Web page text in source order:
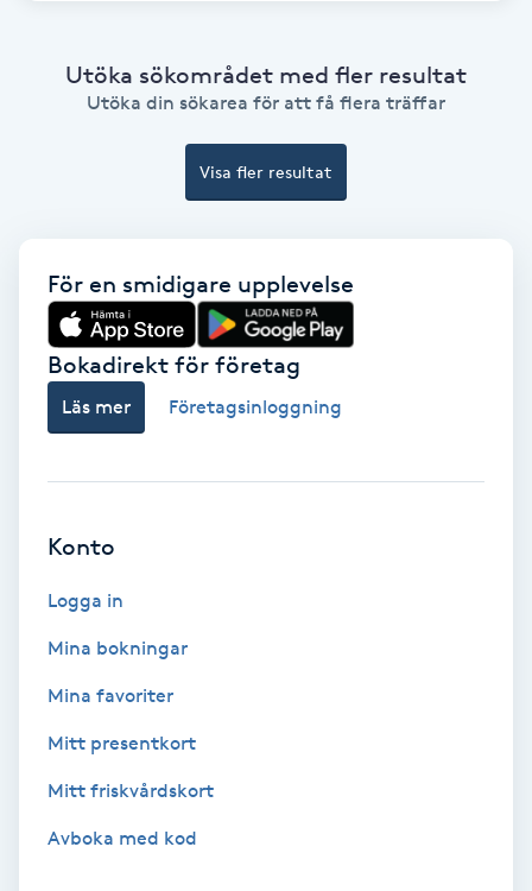
Damklippning
Dermapen
Diamantslipning
Extensions
Eyeliner-tatuering
Utöka sökområdet med fler resultat
Utöka din sökarea för att få flera träffar
Visa fler resultat
För en smidigare upplevelse
Bokadirekt för företag
Läs mer Företagsinloggning
Konto
Logga in
Mina bokningar
Mina favoriter
Mitt presentkort
Mitt friskvårdskort
Avboka med kod